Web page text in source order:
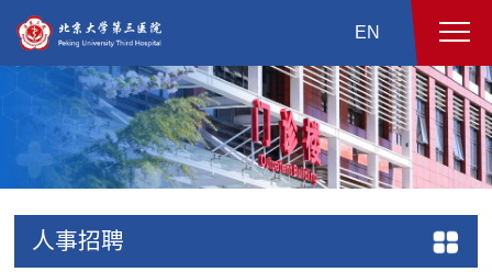
EN
人事招聘